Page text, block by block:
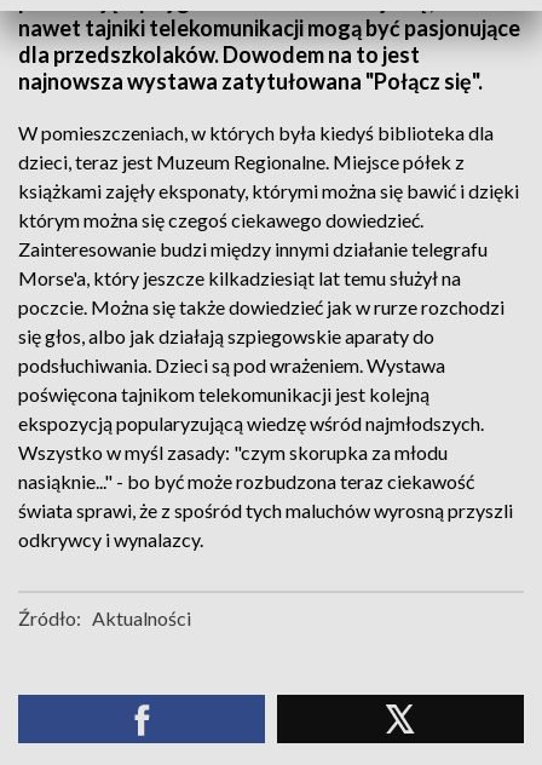
nawet tajniki telekomunikacji mogą być pasjonujące
dla przedszkolaków. Dowodem na to jest
najnowsza wystawa zatytułowana "Połącz się".
W pomieszczeniach, w których była kiedyś biblioteka dla
dzieci, teraz jest Muzeum Regionalne. Miejsce półek z
książkami zajęły eksponaty, którymi można się bawić i dzięki
którym można się czegoś ciekawego dowiedzieć.
Zainteresowanie budzi między innymi działanie telegrafu
Morse'a, który jeszcze kilkadziesiąt lat temu służył na
poczcie. Można się także dowiedzieć jak w rurze rozchodzi
się głos, albo jak działają szpiegowskie aparaty do
podsłuchiwania. Dzieci są pod wrażeniem. Wystawa
poświęcona tajnikom telekomunikacji jest kolejną
ekspozycją popularyzującą wiedzę wśród najmłodszych.
Wszystko w myśl zasady: "czym skorupka za młodu
nasiąknie..." - bo być może rozbudzona teraz ciekawość
świata sprawi, że z spośród tych maluchów wyrosną przyszli
odkrywcy i wynalazcy.
Źródło: Aktualności